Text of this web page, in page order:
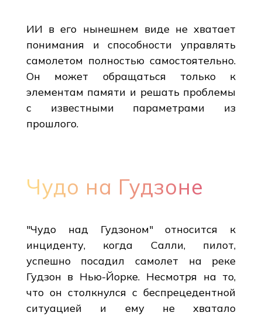
ИИ в его нынешнем виде не хватает
понимания и способности управлять
самолетом полностью самостоятельно.
Он может обращаться только к
элементам памяти и решать проблемы
с известными параметрами из
прошлого.
Чудо на Гудзоне
"Чудо над Гудзоном" относится к
инциденту, когда Салли, пилот,
успешно посадил самолет на реке
Гудзон в Нью-Йорке. Несмотря на то,
что он столкнулся с беспрецедентной
ситуацией и ему не хватало